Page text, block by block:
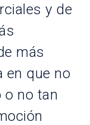
y de
más
en que no
o no tan